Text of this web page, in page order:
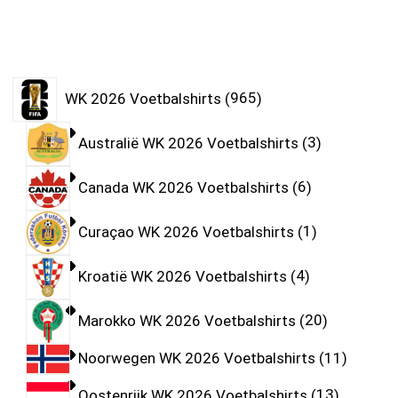
WK 2026 Voetbalshirts 965
Australië WK 2026 Voetbalshirts 3
Canada WK 2026 Voetbalshirts 6
Curaçao WK 2026 Voetbalshirts 1
Kroatië WK 2026 Voetbalshirts 4
Marokko WK 2026 Voetbalshirts 20
Noorwegen WK 2026 Voetbalshirts 11